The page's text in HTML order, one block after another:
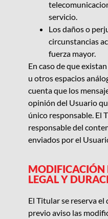
servicio.
Los daños o
circunstancias
fuerza mayor.
En caso de que
u otros espacios
cuenta que los
opinión del Usuario
único responsable. El
responsable del
enviados por el
MODIFICACIÓN
LEGAL Y
El Titular se reserva
previo aviso las